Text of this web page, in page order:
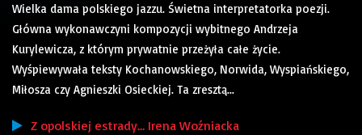
Wielka dama polskiego jazzu. Świetna interpretatorka poezji.
Główna wykonawczyni kompozycji wybitnego Andrzeja
Kurylewicza, z którym prywatnie przeżyła całe życie.
Wyśpiewywała teksty Kochanowskiego, Norwida, Wyspiańskiego,
Miłosza czy Agnieszki Osieckiej. Ta zresztą...
Z opolskiej estrady… Irena Woźniacka